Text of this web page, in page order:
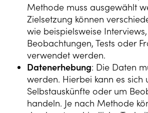
Methode muss ausgewählt
Zielsetzung können
wie beispielsweise Interviews,
Beobachtungen, Tests oder
verwendet werden.
Datenerhebung: Die Daten
werden. Hierbei kann es sich
Selbstauskünfte oder um
handeln. Je nach Methode